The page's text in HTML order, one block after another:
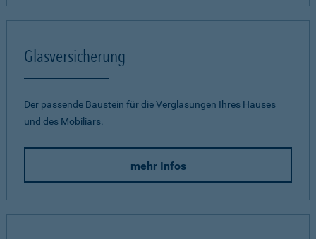
Glasversicherung
Der passende Baustein für die Verglasungen Ihres Hauses
und des Mobiliars.
mehr Infos